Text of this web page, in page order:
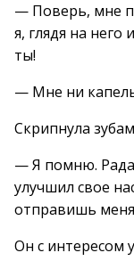
— Поверь, мне
я, глядя на
ты!
— Мне ни
Скрипнула
— Я помню.
улучшил свое
отправишь
Он с интересом